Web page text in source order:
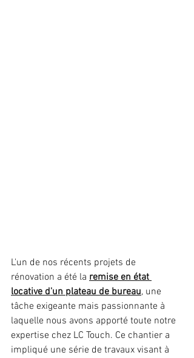
L'un de nos récents projets de
rénovation a été la remise en état
locative d'un plateau de bureau, une
tâche exigeante mais passionnante à
laquelle nous avons apporté toute notre
expertise chez LC Touch. Ce chantier a
impliqué une série de travaux visant à